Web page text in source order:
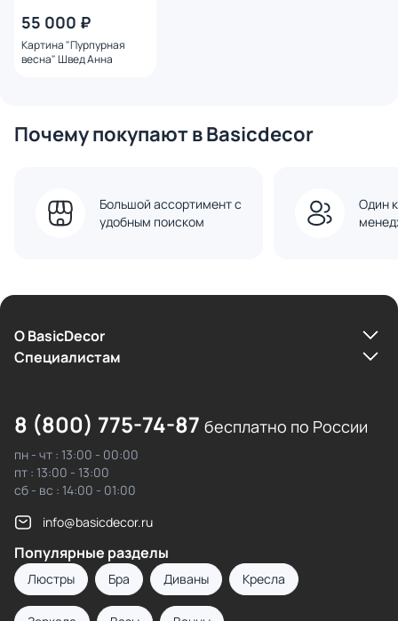
55 000 ₽
Картина "Пурпурная
весна" Швед Анна
Почему покупают в Basicdecor
Большой ассортимент с
удобным поиском
Один
О BasicDecor
Cпециалистам
8 (800) 775-74-87 бесплатно по России
пн - чт : 13:00 - 00:00
пт : 13:00 - 13:00
сб - вс : 14:00 - 01:00
info@basicdecor.ru
Популярные разделы
Люстры Бра Диваны Кресла